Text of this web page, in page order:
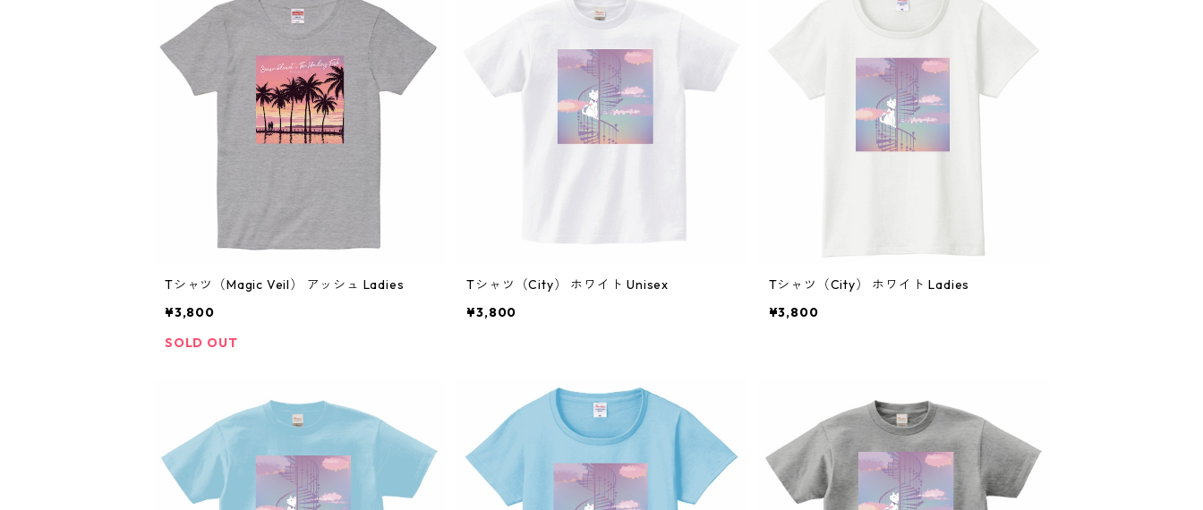
Tシャツ（Magic Veil） アッシュ Ladies
¥3,800
SOLD OUT
Tシャツ（City） ホワイト Unisex
¥3,800
Tシャツ（City） ホワイト Ladies
¥3,800